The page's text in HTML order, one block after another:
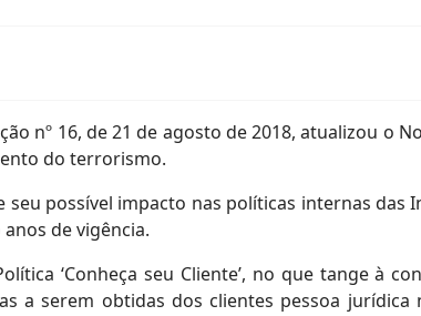
nº 16, de 21 de agosto de 2018, atualizou o
do terrorismo.
possível impacto nas políticas internas das
de vigência.
‘Conheça seu Cliente’, no que tange à
a serem obtidas dos clientes pessoa